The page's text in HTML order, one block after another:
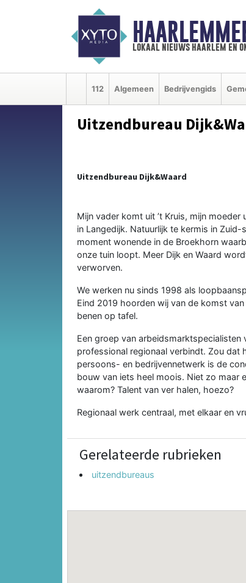
lokaal nieuws haarlem en
112 Algemeen Bedrijvengids
Uitzendbureau
Uitzendbureau Dijk&Waard
Mijn vader komt uit ’t Kruis, mijn
in Langedijk. Natuurlijk te kermis in
moment wonende in de Broekhorn
onze tuin loopt. Meer Dijk en Waard
verworven.
We werken nu sinds 1998 als
Eind 2019 hoorden wij van de komst
benen op tafel.
Een groep van
professional regionaal verbindt. Zou dat
persoons- en bedrijvennetwerk is de
bouw van iets heel moois. Niet zo maar
waarom? Talent van ver halen, hoezo?
Regionaal werk centraal, met elkaar en
Gerelateerde rubrieken
uitzendbureaus